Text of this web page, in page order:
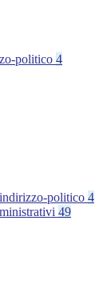
politico 4
politico 4
49